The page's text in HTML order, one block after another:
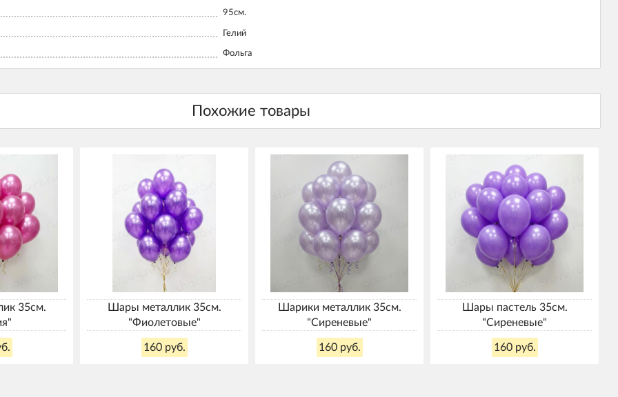
95см.
Гелий
Фольга
35см.
Шары металлик 35см.
"Фиолетовые"
160 руб.
Шарики металлик 35см.
"Сиреневые"
160 руб.
Шары пастель 35см.
"Сиреневые"
160 руб.